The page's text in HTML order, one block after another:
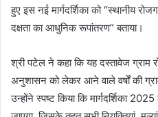
हुए इस नई मार्गदर्शिका को “स्थानीय
दक्षता का आधुनिक रूपांतरण” बताया।
श्री पटेल ने कहा कि यह दस्तावेज
अनुशासन को लेकर आने वाले वर्षों की
उन्होंने स्पष्ट किया कि मार्गदर्शिका